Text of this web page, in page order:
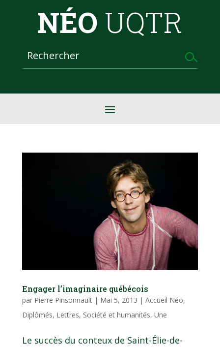
NÉO UQTR
Engager l’imaginaire québécois
par Pierre Pinsonnault| Mai 5, 2013 | Accueil Néo,
Diplômés, Lettres, Société et humanités, Une
Le succès du conteux de Saint-Élie-de-